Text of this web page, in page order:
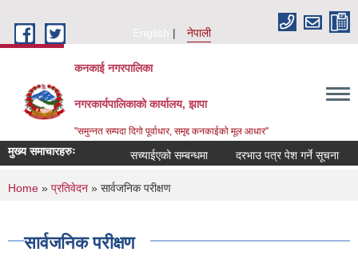
English
नेपाली
कनकाई नगरपालिका
नगरकार्यपालिकाको कार्यालय, झापा
"समुन्नत सम्पदा दिगो पूर्वाधार, समृद्द कनकाईको मूल आधार"
मुख्य समाचारहरुः सच्याईएको सम्बन्धमा दरभाउ पत्र पेश गर्ने सूचना
You are here
Home » प्रतिवेदन » सार्वजनिक परीक्षण
सार्वजनिक परीक्षण